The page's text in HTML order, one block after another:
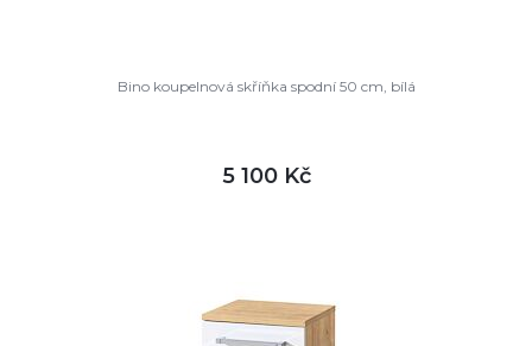
Bino koupelnová skříňka spodní 50 cm, bílá
5 100 Kč